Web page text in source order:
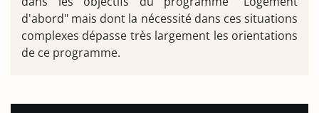
d'abord" mais dont la nécessité dans ces situations
complexes dépasse très largement les orientations
de ce programme.